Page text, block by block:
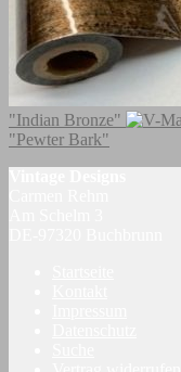
"Indian Bronze"
"Pewter Bark"